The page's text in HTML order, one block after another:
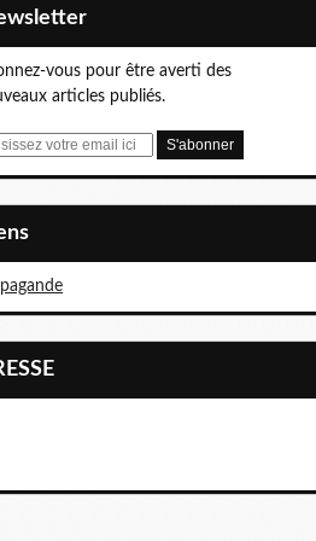
vous pour être averti des
articles publiés.